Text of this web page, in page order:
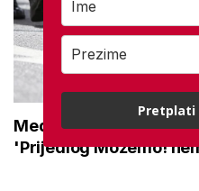
Medved o povećanju
'Prijedlog Možemo!
Pretplati